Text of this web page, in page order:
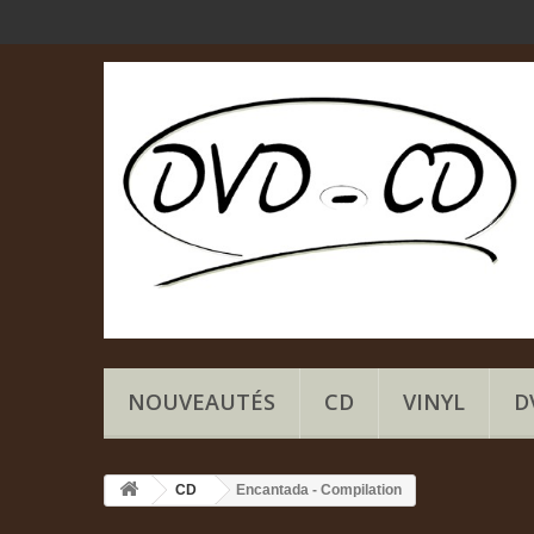
NOUVEAUTÉS CD VINYL
CD Encantada - Compilation